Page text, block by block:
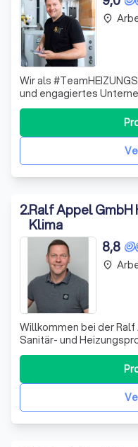
Wir als
und engagiertes
erneuerbare Energien
anerkannter und
Biomasse und
place
2.Ralf Appel GmbH
Klima
8,8
Willkommen bei der
Sanitär- und
1909 stehen wir für
Zuverlässigkeit. Unsere
Tradition verpflichten
und exzellenten Service
place